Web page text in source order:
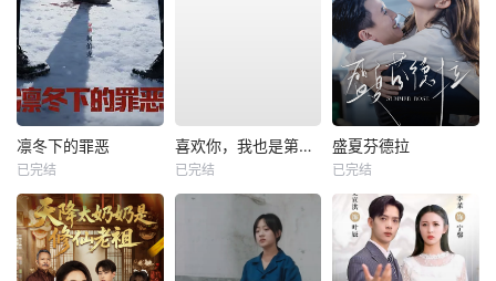
凛冬下的罪恶
已完结
喜欢你，我也是第一部
已完结
盛夏芬德拉
已完结